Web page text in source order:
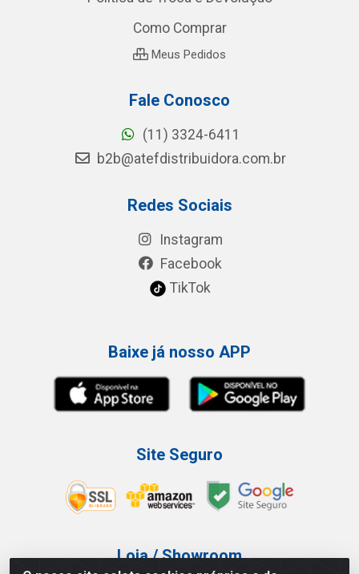
Como Comprar
Meus Pedidos
Fale Conosco
(11) 3324-6411
b2b@atefdistribuidora.com.br
Redes Sociais
Instagram
Facebook
TikTok
Baixe já nosso APP
Site Seguro
Loja / Showroom